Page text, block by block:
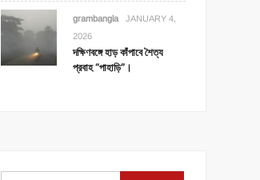
grambangla
JANUARY 4,
2026
দক্ষিণবঙ্গে হাড় কাঁপাবে শৈত্য
প্রবাহ “পাহাড়ি”।